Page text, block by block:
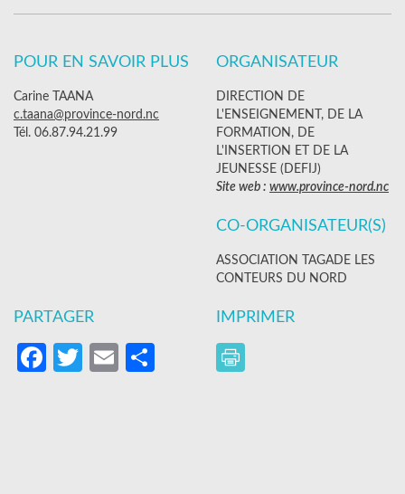
POUR EN SAVOIR PLUS
Carine TAANA
c.taana@province-nord.nc
Tél. 06.87.94.21.99
ORGANISATEUR
DIRECTION DE
L'ENSEIGNEMENT, DE LA
FORMATION, DE
L'INSERTION ET DE LA
JEUNESSE (DEFIJ)
Site web : www.province-nord.nc
CO-ORGANISATEUR(S)
ASSOCIATION TAGADE LES
CONTEURS DU NORD
PARTAGER
Facebook
Twitter
EmailPartager
IMPRIMER